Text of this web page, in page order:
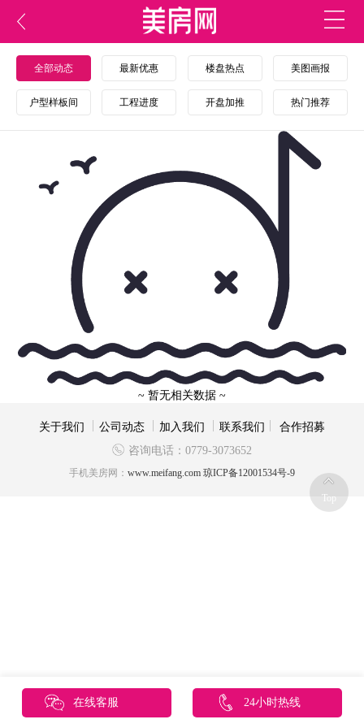
Top
全部动态 最新优惠 楼盘热点 美图画报
户型样板间 工程进度 开盘加推 热门推荐
~ 暂无相关数据 ~
关于我们 公司动态 加入我们 联系我们
合作招募
咨询电话：0779-3073652
手机美房网： www.meifang.com 琼ICP备12001534号-9
在线客服 24小时热线